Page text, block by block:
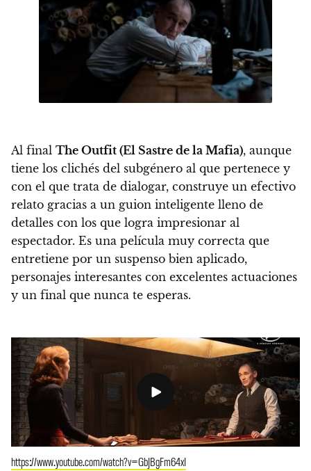
Al final The Outfit (El Sastre de la Mafia), aunque
tiene los clichés del subgénero al que pertenece y
con el que trata de dialogar, construye un efectivo
relato gracias a un guion inteligente lleno de
detalles con los que logra impresionar al
espectador. Es una película muy correcta que
entretiene por un suspenso bien aplicado,
personajes interesantes con excelentes actuaciones
y un final que nunca te esperas.
https://www.youtube.com/watch?v=GbJBgFm64xI